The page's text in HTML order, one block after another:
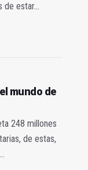
de estar...
mundo de
248 millones
de estas,